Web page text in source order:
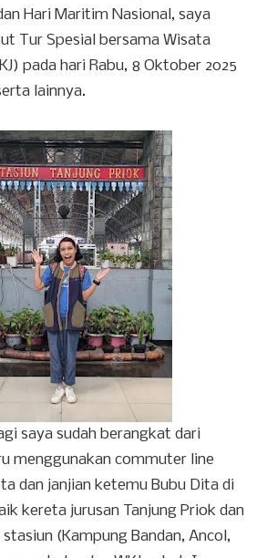
Hari Maritim Nasional, saya
Tur Spesial bersama Wisata
pada hari Rabu, 8 Oktober 2025
lainnya.
saya sudah berangkat dari
menggunakan commuter line
dan janjian ketemu Bubu Dita di
kereta jurusan Tanjung Priok dan
(Kampung Bandan, Ancol,